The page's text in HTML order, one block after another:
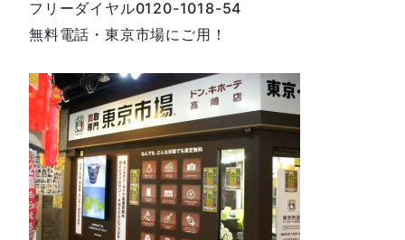
フリーダイヤル0120-1018-54
無料電話・東京市場にご用！